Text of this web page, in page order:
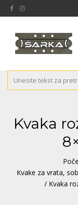
Kvaka
Kvake za vrata,
/ Kvaka